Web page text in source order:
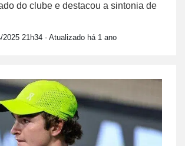
do clube e destacou a sintonia de
2025 21h34 - Atualizado há 1 ano